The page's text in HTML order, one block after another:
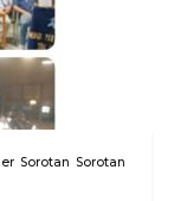
Sorotan Sorotan